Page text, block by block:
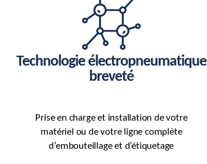
Technologie électropneumatique
breveté
Prise en charge et installation de votre
matériel ou de votre ligne complète
d’embouteillage et d’étiquetage